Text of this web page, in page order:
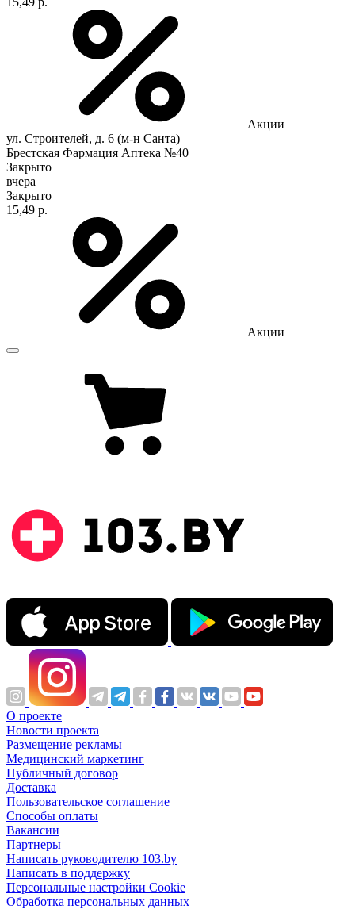
Акции
ул. Строителей, д. 6 (м-н Санта)
Брестская Фармация Аптека №40
Закрыто
вчера
Закрыто
15,49 р.
Акции
О проекте
Новости проекта
Размещение рекламы
Медицинский маркетинг
Публичный договор
Доставка
Пользовательское соглашение
Способы оплаты
Вакансии
Партнеры
Написать руководителю 103.by
Написать в поддержку
Персональные настройки Cookie
Обработка персональных данных